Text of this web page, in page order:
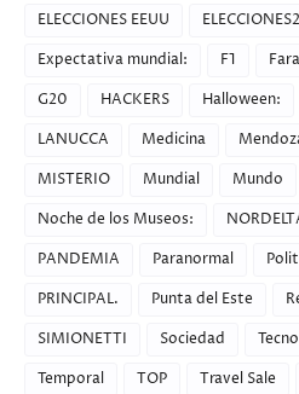
ELECCIONES EEUU
Expectativa mundial:
F1
G20
HACKERS Halloween:
LANUCCA
Medicina
MISTERIO
Mundial Mundo
Noche de los Museos:
PANDEMIA
Paranormal
PRINCIPAL.
Punta del Este
SIMIONETTI
Sociedad
Temporal
TOP Travel Sale